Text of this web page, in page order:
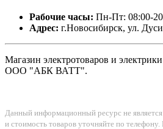
Рабочие часы: Пн-Пт: 08:00-
Адрес: г.Новосибирск, ул.
Магазин электротоваров и
ООО "АБК ВАТТ".
Данный информационный ресурс не
и стоимость товаров уточняйте по